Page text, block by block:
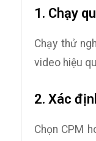
1. Chạy
Chạy thử
video hiệu
2. Xác
Chọn CPM